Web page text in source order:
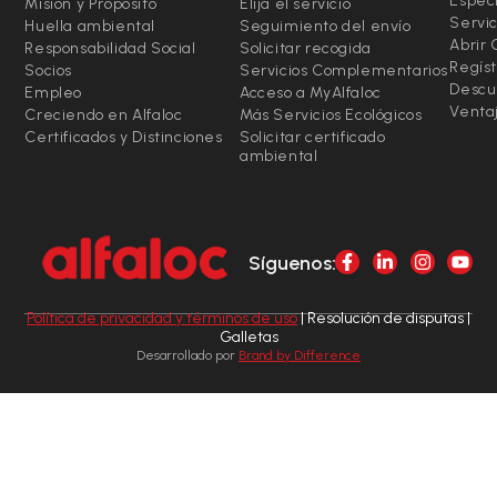
Misión y Propósito
Huella ambiental
Responsabilidad Social
Socios
Empleo
Creciendo en Alfaloc
Certificados y Distinciones
Elija el servicio
Seguimiento del envío
Solicitar recogida
Servicios Complementarios
Acceso a MyAlfaloc
Más Servicios Ecológicos
Solicitar certificado
ambiental
Abrir
Síguenos:
Política de privacidad y términos de uso| Resolución de disputas |
Galletas
Desarrollado por Brand by Difference